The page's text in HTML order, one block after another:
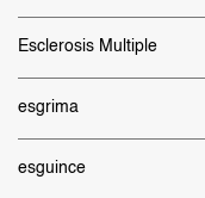
Esclerosis Multiple
esgrima
esguince